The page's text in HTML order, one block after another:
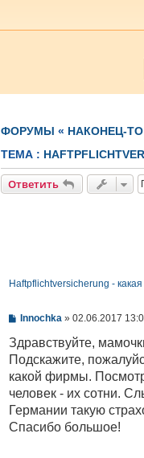
ФОРУМЫ « НАКОНЕЦ-
ТЕМА :
Ответить
Haftpflichtversicherung -
С
о
б
щ
е
и
е
Innochka » 02.06.2017
Здравствуйте,
Подскажите,
какой фирмы.
человек - их сотни.
Германии такую
Спасибо большое!